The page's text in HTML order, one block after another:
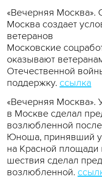
«Вечерняя Москва».
Москва создает
ветеранов
Московские
оказывают
Отечественной
поддержку. ссылка
«Вечерняя Москва».
в Москве сделал
возлюбленной
Юноша, принявший
на Красной площади
шествия сделал
возлюбленной.